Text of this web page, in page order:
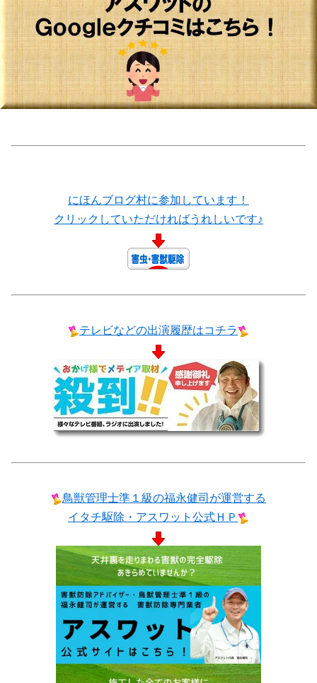
にほんブログ村に参加しています！
クリックしていただければうれしいです♪
テレビなどの出演履歴はコチラ
鳥獣管理士準１級の福永健司が運営する
イタチ駆除・アスワット公式ＨＰ